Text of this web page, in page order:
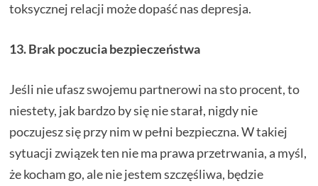
toksycznej relacji może dopaść nas depresja.
13. Brak poczucia bezpieczeństwa
Jeśli nie ufasz swojemu partnerowi na sto procent, to
niestety, jak bardzo by się nie starał, nigdy nie
poczujesz się przy nim w pełni bezpieczna. W takiej
sytuacji związek ten nie ma prawa przetrwania, a myśl,
że kocham go, ale nie jestem szczęśliwa, będzie